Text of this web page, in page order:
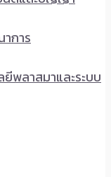
การ
ยีพลาสมาและระบบ